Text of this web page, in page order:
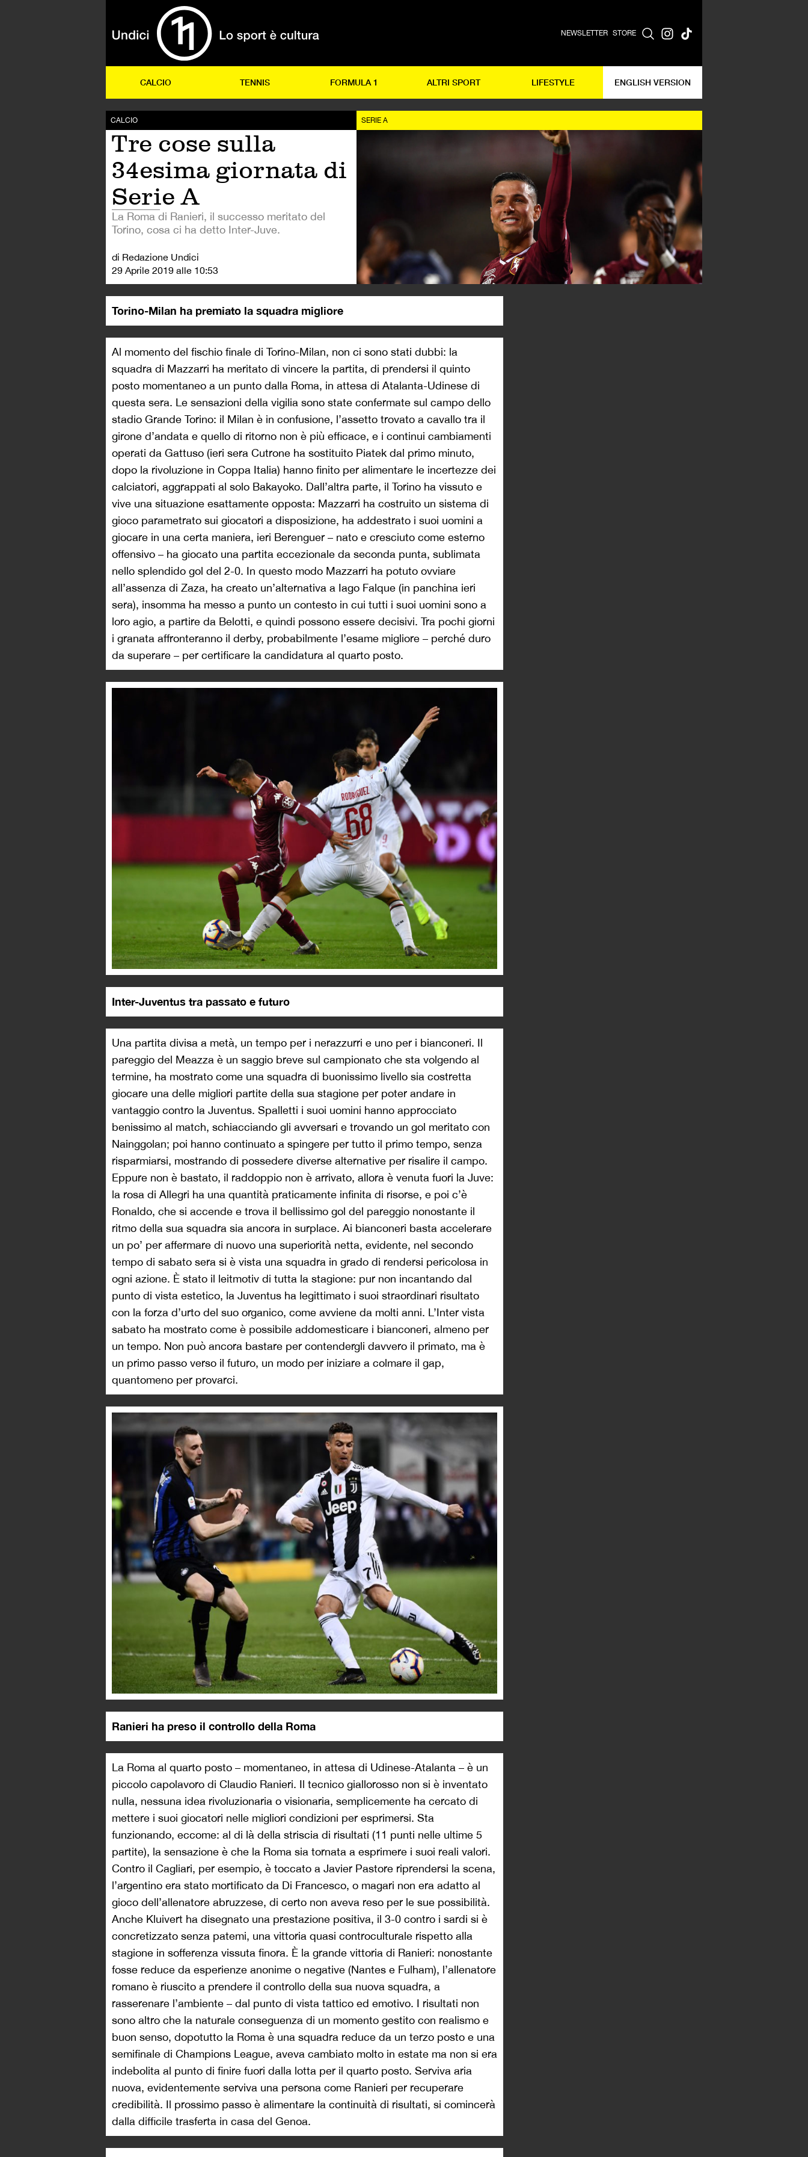
NEWSLETTER STORE
CALCIO TENNIS FORMULA 1 ALTRI SPORT LIFESTYLE ENGLISH VERSION
CALCIO
Tre cose sulla
34esima giornata di
Serie A
La Roma di Ranieri, il successo meritato del
Torino, cosa ci ha detto Inter-Juve.
di Redazione Undici
29 Aprile 2019 alle 10:53
SERIE A
Torino-Milan ha premiato la squadra migliore
Al momento del fischio finale di Torino-Milan, non ci sono stati dubbi: la
squadra di Mazzarri ha meritato di vincere la partita, di prendersi il quinto
posto momentaneo a un punto dalla Roma, in attesa di Atalanta-Udinese di
questa sera. Le sensazioni della vigilia sono state confermate sul campo dello
stadio Grande Torino: il Milan è in confusione, l’assetto trovato a cavallo tra il
girone d’andata e quello di ritorno non è più efficace, e i continui cambiamenti
operati da Gattuso (ieri sera Cutrone ha sostituito Piatek dal primo minuto,
dopo la rivoluzione in Coppa Italia) hanno finito per alimentare le incertezze dei
calciatori, aggrappati al solo Bakayoko. Dall’altra parte, il Torino ha vissuto e
vive una situazione esattamente opposta: Mazzarri ha costruito un sistema di
gioco parametrato sui giocatori a disposizione, ha addestrato i suoi uomini a
giocare in una certa maniera, ieri Berenguer – nato e cresciuto come esterno
offensivo – ha giocato una partita eccezionale da seconda punta, sublimata
nello splendido gol del 2-0. In questo modo Mazzarri ha potuto ovviare
all’assenza di Zaza, ha creato un’alternativa a Iago Falque (in panchina ieri
sera), insomma ha messo a punto un contesto in cui tutti i suoi uomini sono a
loro agio, a partire da Belotti, e quindi possono essere decisivi. Tra pochi giorni
i granata affronteranno il derby, probabilmente l’esame migliore – perché duro
da superare – per certificare la candidatura al quarto posto.
Inter-Juventus tra passato e futuro
Una partita divisa a metà, un tempo per i nerazzurri e uno per i bianconeri. Il
pareggio del Meazza è un saggio breve sul campionato che sta volgendo al
termine, ha mostrato come una squadra di buonissimo livello sia costretta
giocare una delle migliori partite della sua stagione per poter andare in
vantaggio contro la Juventus. Spalletti i suoi uomini hanno approcciato
benissimo al match, schiacciando gli avversari e trovando un gol meritato con
Nainggolan; poi hanno continuato a spingere per tutto il primo tempo, senza
risparmiarsi, mostrando di possedere diverse alternative per risalire il campo.
Eppure non è bastato, il raddoppio non è arrivato, allora è venuta fuori la Juve:
la rosa di Allegri ha una quantità praticamente infinita di risorse, e poi c’è
Ronaldo, che si accende e trova il bellissimo gol del pareggio nonostante il
ritmo della sua squadra sia ancora in surplace. Ai bianconeri basta accelerare
un po’ per affermare di nuovo una superiorità netta, evidente, nel secondo
tempo di sabato sera si è vista una squadra in grado di rendersi pericolosa in
ogni azione. È stato il leitmotiv di tutta la stagione: pur non incantando dal
punto di vista estetico, la Juventus ha legittimato i suoi straordinari risultato
con la forza d’urto del suo organico, come avviene da molti anni. L’Inter vista
sabato ha mostrato come è possibile addomesticare i bianconeri, almeno per
un tempo. Non può ancora bastare per contendergli davvero il primato, ma è
un primo passo verso il futuro, un modo per iniziare a colmare il gap,
quantomeno per provarci.
Ranieri ha preso il controllo della Roma
La Roma al quarto posto – momentaneo, in attesa di Udinese-Atalanta – è un
piccolo capolavoro di Claudio Ranieri. Il tecnico giallorosso non si è inventato
nulla, nessuna idea rivoluzionaria o visionaria, semplicemente ha cercato di
mettere i suoi giocatori nelle migliori condizioni per esprimersi. Sta
funzionando, eccome: al di là della striscia di risultati (11 punti nelle ultime 5
partite), la sensazione è che la Roma sia tornata a esprimere i suoi reali valori.
Contro il Cagliari, per esempio, è toccato a Javier Pastore riprendersi la scena,
l’argentino era stato mortificato da Di Francesco, o magari non era adatto al
gioco dell’allenatore abruzzese, di certo non aveva reso per le sue possibilità.
Anche Kluivert ha disegnato una prestazione positiva, il 3-0 contro i sardi si è
concretizzato senza patemi, una vittoria quasi controculturale rispetto alla
stagione in sofferenza vissuta finora. È la grande vittoria di Ranieri: nonostante
fosse reduce da esperienze anonime o negative (Nantes e Fulham), l’allenatore
romano è riuscito a prendere il controllo della sua nuova squadra, a
rasserenare l’ambiente – dal punto di vista tattico ed emotivo. I risultati non
sono altro che la naturale conseguenza di un momento gestito con realismo e
buon senso, dopotutto la Roma è una squadra reduce da un terzo posto e una
semifinale di Champions League, aveva cambiato molto in estate ma non si era
indebolita al punto di finire fuori dalla lotta per il quarto posto. Serviva aria
nuova, evidentemente serviva una persona come Ranieri per recuperare
credibilità. Il prossimo passo è alimentare la continuità di risultati, si comincerà
dalla difficile trasferta in casa del Genoa.